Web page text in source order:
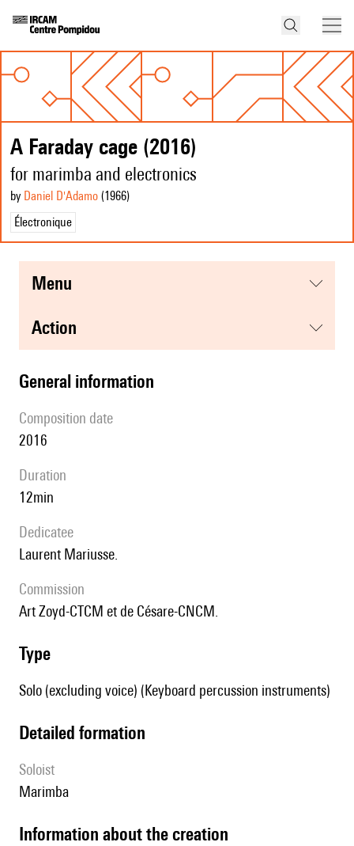
A Faraday cage (2016)
for marimba and electronics
by Daniel D'Adamo (1966)
Électronique
menu
action
general information
composition date
2016
duration
12min
Dedicatee
Laurent Mariusse.
Commission
Art Zoyd-CTCM et de Césare-CNCM.
type
Solo (excluding voice) (Keyboard percussion instruments)
detailed formation
Soloist
marimba
information about the creation